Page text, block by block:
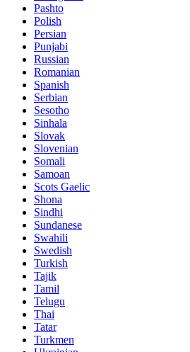
Pashto
Polish
Persian
Punjabi
Russian
Romanian
Spanish
Serbian
Sesotho
Sinhala
Slovak
Slovenian
Somali
Samoan
Scots Gaelic
Shona
Sindhi
Sundanese
Swahili
Swedish
Turkish
Tajik
Tamil
Telugu
Thai
Tatar
Turkmen